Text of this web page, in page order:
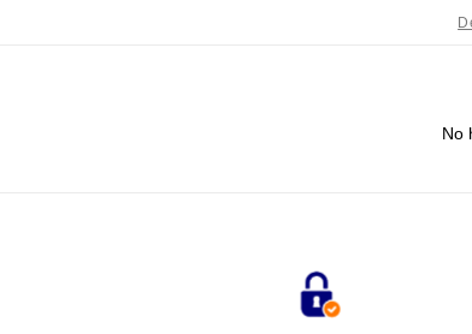
Dirección de email
No